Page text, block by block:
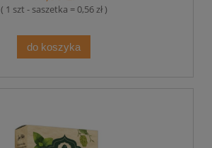
( 1 szt - saszetka = 0,56 zł )
do koszyka